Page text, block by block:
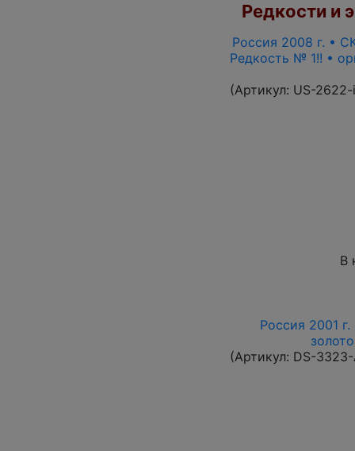
Редкости и
Россия 2008 г. •
Редкость № 1!! •
(Артикул: US-
В
Россия 2001
(Артикул: DS-